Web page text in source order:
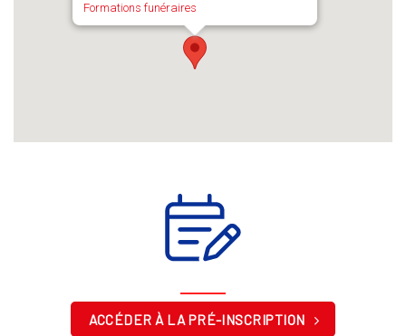
Formations funéraires
ACCÉDER À LA PRÉ-INSCRIPTION